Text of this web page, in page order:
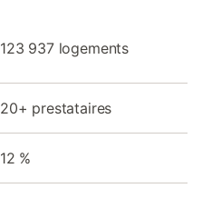
123 937 logements
20+ prestataires
12 %